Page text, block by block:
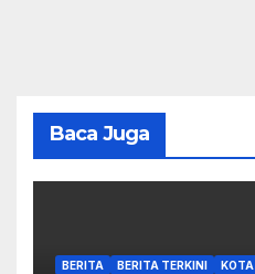
Baca Juga
BERITA BERITA TERKINI